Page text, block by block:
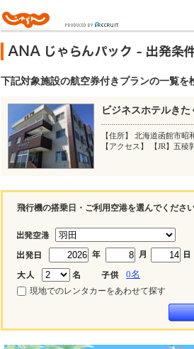
下記対象施設の航空券付きプランの一覧を
ビジネスホテルきた
【住所】 北海道函館市昭
【アクセス】 【JR】五
飛行機の搭乗日・ご利用空港を選んでくださ
0名
現地でのレンタカーをあわせて探す